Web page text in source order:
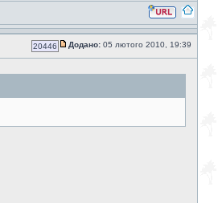
20446 Додано: 05 лютого 2010, 19:39